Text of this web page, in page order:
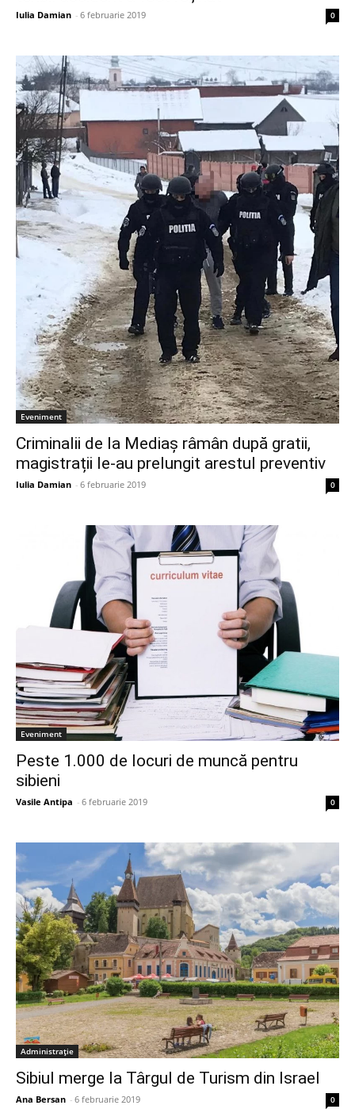
Iulia Damian - 6 februarie 2019 0
Eveniment
Criminalii de la Mediaș râmân după gratii,
magistrații le-au prelungit arestul preventiv
Iulia Damian - 6 februarie 2019 0
Eveniment
Peste 1.000 de locuri de muncă pentru
sibieni
Vasile Antipa - 6 februarie 2019 0
Administrație
Sibiul merge la Târgul de Turism din Israel
Ana Bersan - 6 februarie 2019 0